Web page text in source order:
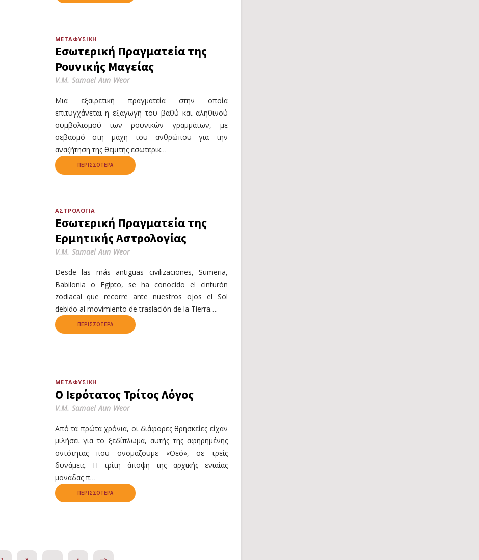
ΜΕΤΑΦΥΣΙΚΉ
Εσωτερική Πραγματεία της
Ρουνικής Μαγείας
V.M. Samael Aun Weor
Μια εξαιρετική πραγματεία στην οποία
επιτυγχάνεται η εξαγωγή του βαθύ και αληθινού
συμβολισμού των ρουνικών γραμμάτων, με
σεβασμό στη μάχη του ανθρώπου για την
αναζήτηση της θεμιτής εσωτερικ…
ΠΕΡΙΣΣΌΤΕΡΑ
ΑΣΤΡΟΛΟΓΊΑ
Εσωτερική Πραγματεία της
Ερμητικής Αστρολογίας
V.M. Samael Aun Weor
Desde las más antiguas civilizaciones, Sumeria,
Babilonia o Egipto, se ha conocido el cinturón
zodiacal que recorre ante nuestros ojos el Sol
debido al movimiento de traslación de la Tierra….
ΠΕΡΙΣΣΌΤΕΡΑ
ΜΕΤΑΦΥΣΙΚΉ
Ο Ιερότατος Τρίτος Λόγος
V.M. Samael Aun Weor
Από τα πρώτα χρόνια, οι διάφορες θρησκείες είχαν
μιλήσει για το ξεδίπλωμα, αυτής της αφηρημένης
οντότητας που ονομάζουμε «Θεό», σε τρείς
δυνάμεις. Η τρίτη άποψη της αρχικής ενιαίας
μονάδας π…
ΠΕΡΙΣΣΌΤΕΡΑ